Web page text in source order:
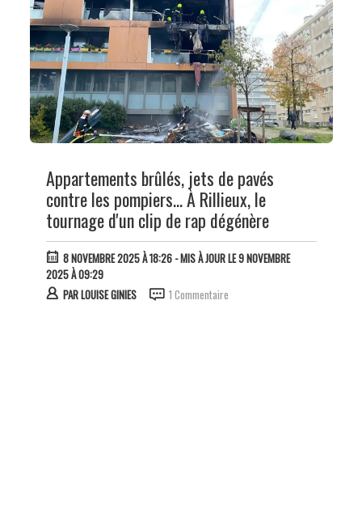
Appartements brûlés, jets de pavés
contre les pompiers... À Rillieux, le
tournage d'un clip de rap dégénère
8 NOVEMBRE 2025 À 18:26- MIS À JOUR LE 9 NOVEMBRE
2025 À 09:29
PARLOUISE GINIES 1 Commentaire